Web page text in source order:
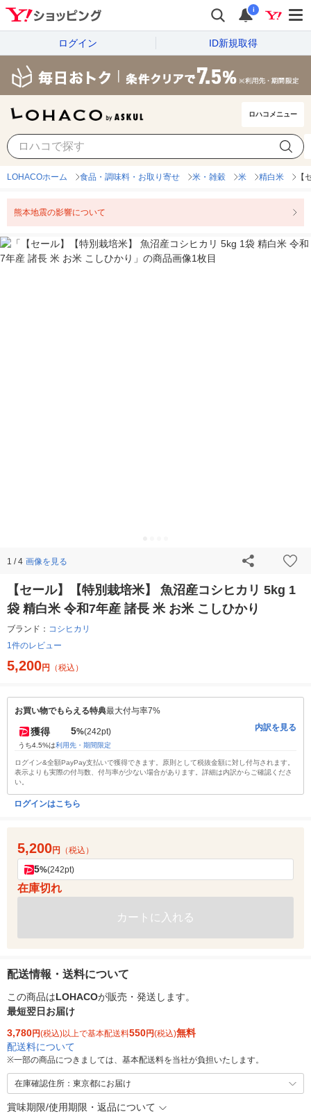
i
ログイン ID新規取得
ロハコメニュー
LOHACOホーム 食品・調味料・お取り寄せ 米・雑穀 米 精白米 【
熊本地震の影響について
1 / 4 画像を見る
【セール】【特別栽培米】 魚沼産コシヒカリ 5kg 1
袋 精白米 令和7年産 諸長 米 お米 こしひかり
ブランド： コシヒカリ
1件のレビュー
5,200円 （税込）
お買い物でもらえる特典最大付与率7%
獲得 5%(242pt)
うち4.5%は利用先・期間限定
内訳を見る
ログイン&全額PayPay支払いで獲得できます。原則として税抜金額に対し付与されます。
表示よりも実際の付与数、付与率が少ない場合があります。詳細は内訳からご確認くださ
い。
ログインはこちら
5,200円 （税込）
5%(242pt)
在庫切れ
カートに入れる
配送情報・送料について
この商品はLOHACOが販売・発送します。
最短翌日お届け
3,780円(税込)以上で基本配送料550円(税込)無料
配送料について
※一部の商品につきましては、基本配送料を当社が負担いたします。
在庫確認住所：東京都にお届け
賞味期限/使用期限・返品について